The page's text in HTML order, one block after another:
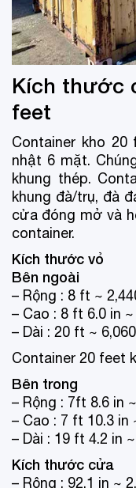
Kích thước
feet
Container kho
nhật 6 mặt.
khung thép.
khung đà/trụ, đà
cửa đóng mở và
container.
Kích thước vỏ
Bên ngoài
– Rộng : 8 ft ~
– Cao : 8 ft 6.0 in
– Dài : 20 ft ~
Container 20 feet
Bên trong
– Rộng : 7ft 8.6 in
– Cao : 7 ft 10.3 in
– Dài : 19 ft 4.2 in
Kích thước cửa
– Rộng : 92.1 in ~